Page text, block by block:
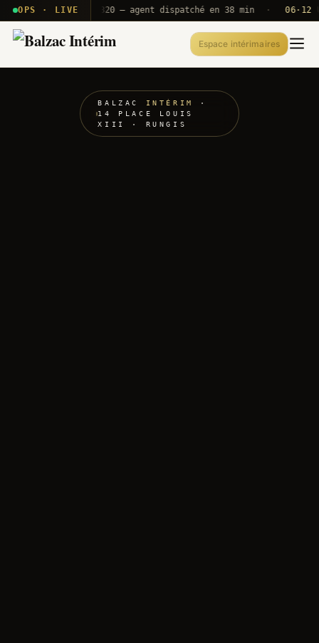
OPS · LIVE
T2E · B71 Push A320 — agent dispatché en 38 min · 06·12 UTC
Espace intérimaires
BALZAC INTÉRIM
·
14 PLACE LOUIS
XIII · RUNGIS